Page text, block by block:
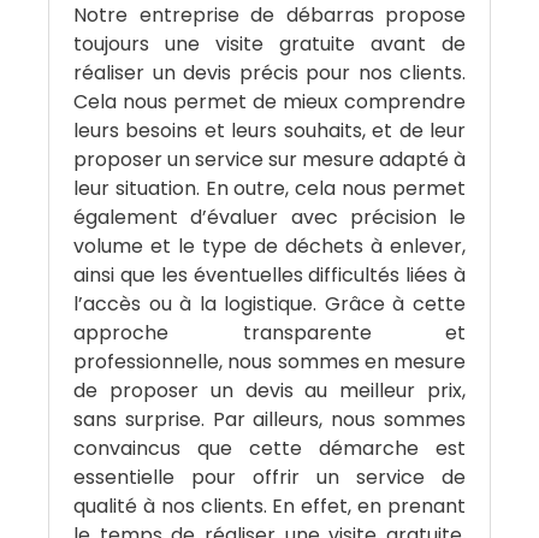
Notre entreprise de débarras propose
toujours une visite gratuite avant de
réaliser un devis précis pour nos clients.
Cela nous permet de mieux comprendre
leurs besoins et leurs souhaits, et de leur
proposer un service sur mesure adapté à
leur situation. En outre, cela nous permet
également d’évaluer avec précision le
volume et le type de déchets à enlever,
ainsi que les éventuelles difficultés liées à
l’accès ou à la logistique. Grâce à cette
approche transparente et
professionnelle, nous sommes en mesure
de proposer un devis au meilleur prix,
sans surprise. Par ailleurs, nous sommes
convaincus que cette démarche est
essentielle pour offrir un service de
qualité à nos clients. En effet, en prenant